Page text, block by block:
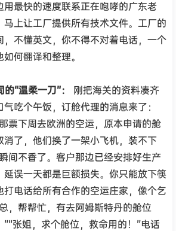
用最快的速度联系正在咆哮的广东老
马上让工厂提供所有技术文件。工厂的
，不懂英文，你不得不对着电话，一个
何翻译和整理。
“温柔一刀”：
刚把海关的资料凑齐
吃个午饭，订舱代理的消息来了：
票下周去欧洲的空运，原本申请的舱
消了，他们换了一架小飞机，装不下
间不香了。客户那边已经安排好生产
延误一天都是巨额损失。你只能放下筷
打电话给所有合作的空运庄家，像个乞
，帮帮忙，有去阿姆斯特丹的舱位
张姐，求个舱位，救命用的！”电话